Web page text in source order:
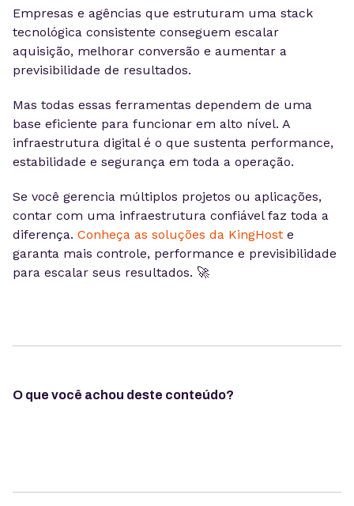
Empresas e agências que estruturam uma stack
tecnológica consistente conseguem escalar
aquisição, melhorar conversão e aumentar a
previsibilidade de resultados.
Mas todas essas ferramentas dependem de uma
base eficiente para funcionar em alto nível. A
infraestrutura digital é o que sustenta performance,
estabilidade e segurança em toda a operação.
Se você gerencia múltiplos projetos ou aplicações,
contar com uma infraestrutura confiável faz toda a
diferença. Conheça as soluções da KingHost e
garanta mais controle, performance e previsibilidade
para escalar seus resultados. 🚀
O que você achou deste conteúdo?